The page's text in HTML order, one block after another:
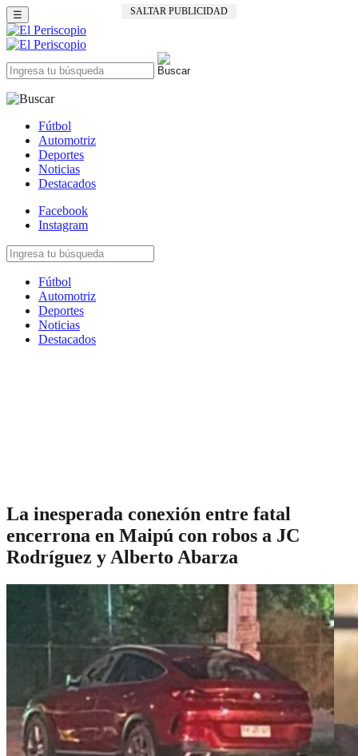
SALTAR PUBLICIDAD
☰
Fútbol
Automotriz
Deportes
Noticias
Destacados
Facebook
Instagram
Fútbol
Automotriz
Deportes
Noticias
Destacados
La inesperada conexión entre fatal
encerrona en Maipú con robos a JC
Rodríguez y Alberto Abarza